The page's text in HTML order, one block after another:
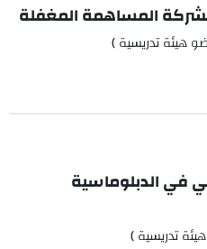
المساهمة المغفلة
هيئة تدريسية )
في الدبلوماسية
تدريسية )